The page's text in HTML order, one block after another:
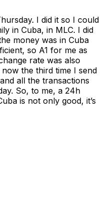
I did it so I could
in Cuba, in MLC. I did
money was in Cuba
so A1 for me as
rate was also
now the third time I send
all the transactions
So, to me, a 24h
is not only good, it’s